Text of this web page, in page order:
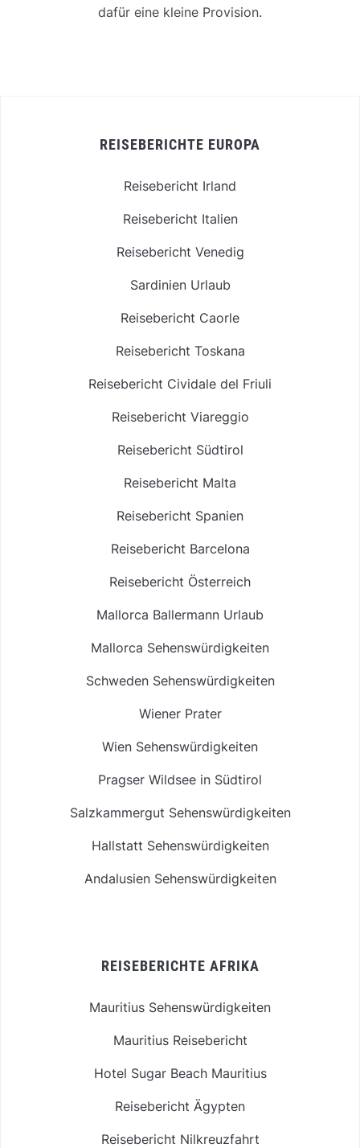
dafür eine kleine Provision.
REISEBERICHTE EUROPA
Reisebericht Irland
Reisebericht Italien
Reisebericht Venedig
Sardinien Urlaub
Reisebericht Caorle
Reisebericht Toskana
Reisebericht Cividale del Friuli
Reisebericht Viareggio
Reisebericht Südtirol
Reisebericht Malta
Reisebericht Spanien
Reisebericht Barcelona
Reisebericht Österreich
Mallorca Ballermann Urlaub
Mallorca Sehenswürdigkeiten
Schweden Sehenswürdigkeiten
Wiener Prater
Wien Sehenswürdigkeiten
Pragser Wildsee in Südtirol
Salzkammergut Sehenswürdigkeiten
Hallstatt Sehenswürdigkeiten
Andalusien Sehenswürdigkeiten
REISEBERICHTE AFRIKA
Mauritius Sehenswürdigkeiten
Mauritius Reisebericht
Hotel Sugar Beach Mauritius
Reisebericht Ägypten
Reisebericht Nilkreuzfahrt